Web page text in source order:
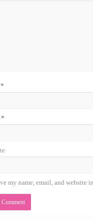
*
*
my name, email, and website